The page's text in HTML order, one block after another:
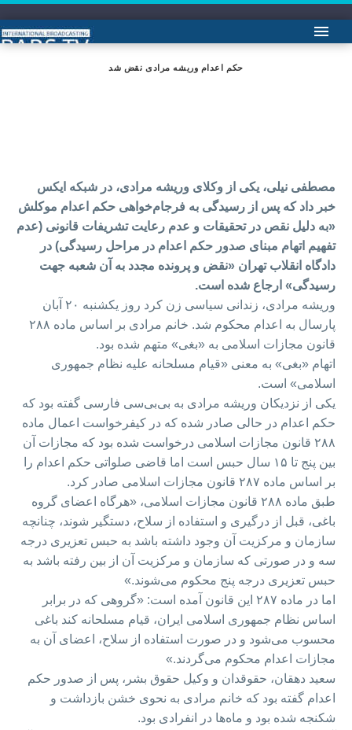
حکم اعدام وریشه مرادی نقض شد
مصطفی نیلی، یکی از وکلای وریشه مرادی، در شبکه ایکس
خبر داد که پس از رسیدگی به فرجام‌خواهی حکم اعدام موکلش
«به دلیل نقص در تحقیقات و عدم رعایت تشریفات قانونی (عدم
تفهیم اتهام مبنای صدور حکم اعدام در مراحل رسیدگی) در
دادگاه انقلاب تهران «نقض و پرونده مجدد به آن شعبه جهت
رسیدگی» ارجاع شده است.
وریشه مرادی، زندانی سیاسی زن کرد روز یکشنبه ۲۰ آبان
پارسال به اعدام محکوم شد. ‌خانم مرادی بر اساس ماده ۲۸۸
قانون مجازات اسلامی به «بغی» متهم شده بود.
اتهام «بغی» به معنی «قیام مسلحانه علیه نظام جمهوری
اسلامی» است.
یکی از نزدیکان وریشه مرادی به بی‌بی‌سی فارسی گفته بود که
حکم اعدام در حالی صادر شده که در کیفرخواست اعمال ماده
۲۸۸ قانون مجازات اسلامی درخواست شده بود که مجازات آن
بین پنج تا ۱۵ سال حبس است اما قاضی صلواتی حکم اعدام را
بر اساس ماده ۲۸۷ قانون مجازات اسلامی صادر کرد.
طبق ماده ۲۸۸ قانون مجازات اسلامی، «هرگاه اعضای گروه
باغی، قبل از درگیری و استفاده از سلاح، دستگیر شوند، چنانچه
سازمان و مرکزیت آن وجود داشته باشد به حبس تعزیری درجه
سه و در صورتی که سازمان و مرکزیت آن از بین رفته باشد به
حبس تعزیری درجه پنج محکوم می‌شوند.»
اما در ماده ۲۸۷ این قانون آمده است: «گروهی که در برابر
اساس نظام جمهوری اسلامی ایران، قیام مسلحانه کند باغی
محسوب می‌شود و در صورت استفاده از سلاح، اعضای آن به
مجازات اعدام محکوم می‌گردند.»
سعید دهقان، حقوقدان و وکیل حقوق بشر، پس از صدور حکم
اعدام گفته بود که خانم مرادی به نحوی خشن بازداشت و
شکنجه شده بود و ماه‌ها در انفرادی بود.